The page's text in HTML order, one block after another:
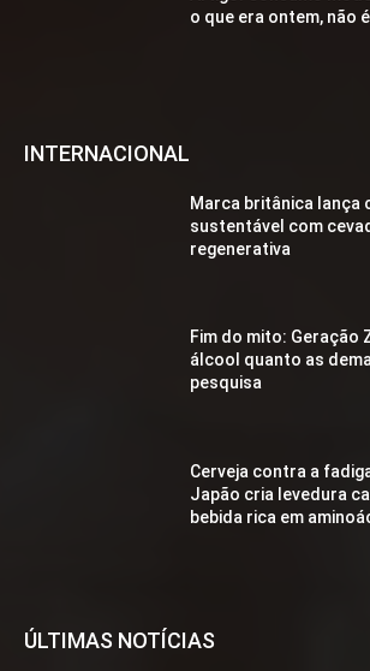
o que era ontem, não
INTERNACIONAL
Marca britânica lança
sustentável com
regenerativa
Fim do mito: Geração
álcool quanto as
pesquisa
Cerveja contra a
Japão cria levedura
bebida rica em
ÚLTIMAS NOTÍCIAS